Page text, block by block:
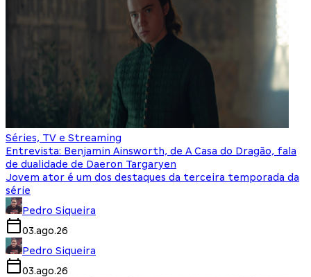
Séries, TV e Streaming
Entrevista: Benjamin Ainsworth, de A Casa do Dragão, fala
de dualidade de Daeron Targaryen
Jovem ator é um dos destaques da terceira temporada da
série
Pedro Siqueira
03.ago.26
Pedro Siqueira
03.ago.26